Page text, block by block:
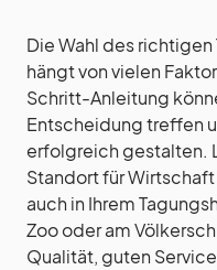
Die Wahl des
hängt von vielen
Schritt-Anleitung
Entscheidung treffen
erfolgreich gestalten.
Standort für
auch in Ihrem
Zoo oder am
Qualität, guten